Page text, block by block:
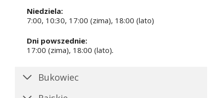
Niedziela:
7:00, 10:30, 17:00 (zima), 18:00 (lato)
Dni powszednie:
17:00 (zima), 18:00 (lato).
Bukowiec